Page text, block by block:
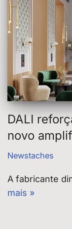
DALI
novo
Newstaches
A fabricante
mais »